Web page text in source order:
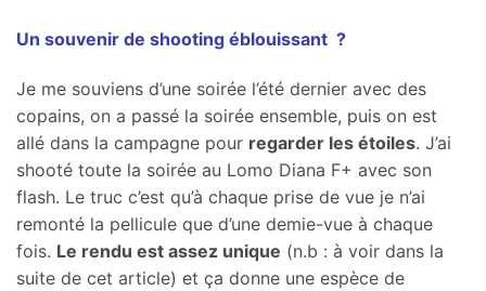
Un souvenir de shooting éblouissant ?
Je me souviens d’une soirée l’été dernier avec des
copains, on a passé la soirée ensemble, puis on est
allé dans la campagne pour regarder les étoiles. J’ai
shooté toute la soirée au Lomo Diana F+ avec son
flash. Le truc c’est qu’à chaque prise de vue je n’ai
remonté la pellicule que d’une demie-vue à chaque
fois. Le rendu est assez unique (n.b : à voir dans la
suite de cet article) et ça donne une espèce de